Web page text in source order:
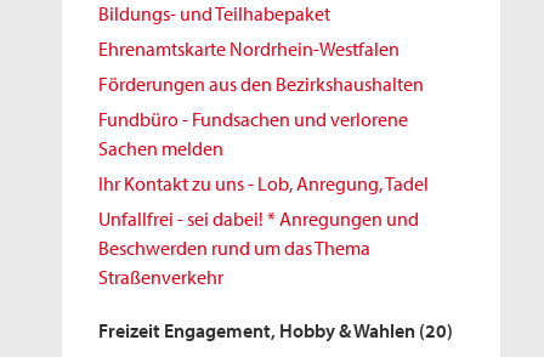
Bildungs- und Teilhabepaket
Ehrenamtskarte Nordrhein-Westfalen
Förderungen aus den Bezirkshaushalten
Fundbüro - Fundsachen und verlorene
Sachen melden
Ihr Kontakt zu uns - Lob, Anregung, Tadel
Unfallfrei - sei dabei! * Anregungen und
Beschwerden rund um das Thema
Straßenverkehr
Freizeit Engagement, Hobby & Wahlen (20)